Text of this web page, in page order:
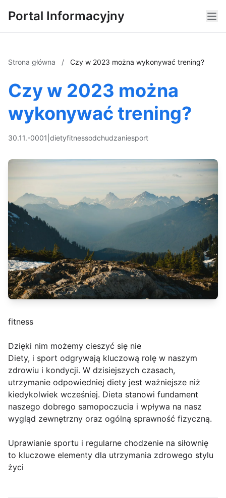
Portal Informacyjny
Strona główna / Czy w 2023 można wykonywać trening?
Czy w 2023 można
wykonywać trening?
30.11.-0001 dietyfitnessodchudzaniesport
fitness
Dzięki nim możemy cieszyć się nie
Diety, i sport odgrywają kluczową rolę w naszym
zdrowiu i kondycji. W dzisiejszych czasach,
utrzymanie odpowiedniej diety jest ważniejsze niż
kiedykolwiek wcześniej. Dieta stanowi fundament
naszego dobrego samopoczucia i wpływa na nasz
wygląd zewnętrzny oraz ogólną sprawność fizyczną.
Uprawianie sportu i regularne chodzenie na siłownię
to kluczowe elementy dla utrzymania zdrowego stylu
życi